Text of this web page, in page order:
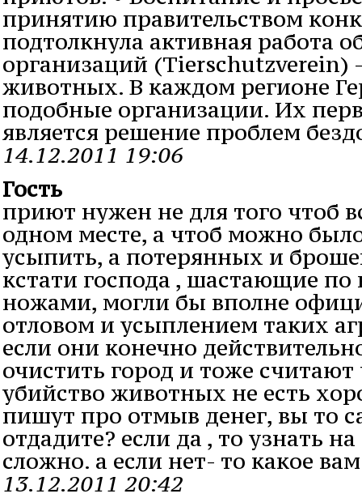
принятию правительством
подтолкнула активная работа
организаций
животных. В каждом регионе
подобные организации. Их
является решение проблем
14.12.2011 19:06
Гость
приют нужен не для того чтоб
одном месте, а чтоб можно
усыпить, а потерянных и
кстати господа , шастающие
ножами, могли бы вполне
отловом и усыплением таких
если они конечно
очистить город и тоже считают
убийство животных не есть
пишут про отмыв денег, вы то
отдадите? если да , то узнать
сложно. а если нет- то какое
13.12.2011 20:42